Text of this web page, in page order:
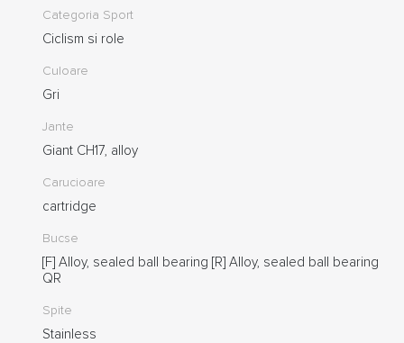
Categoria Sport
Ciclism si role
Culoare
Gri
Jante
Giant CH17, alloy
Carucioare
cartridge
Bucse
[F] Alloy, sealed ball bearing [R] Alloy, sealed ball bearing
QR
Spite
Stainless